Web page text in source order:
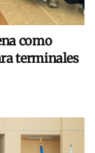
como
terminales